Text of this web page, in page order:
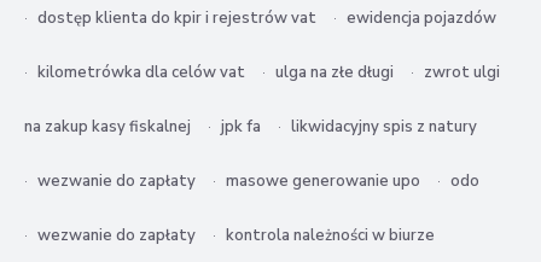
dostęp klienta do kpir i rejestrów vat ewidencja pojazdów
kilometrówka dla celów vat ulga na złe długi zwrot ulgi
na zakup kasy fiskalnej jpk fa likwidacyjny spis z natury
wezwanie do zapłaty masowe generowanie upo odo
wezwanie do zapłaty kontrola należności w biurze